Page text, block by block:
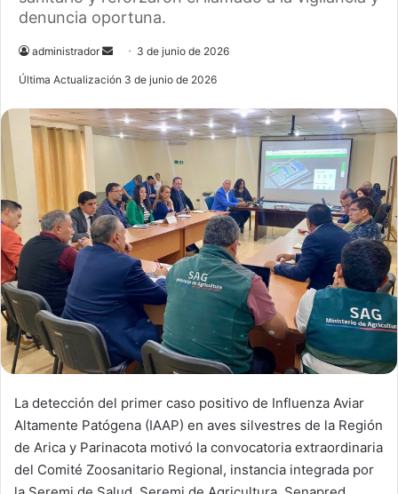
denuncia oportuna.
administrador
e
d
a
e
m
a
i
3 de junio de 2026
Última Actualización 3 de junio de 2026
La detección del primer caso positivo de Influenza Aviar
Altamente Patógena (IAAP) en aves silvestres de la Región
de Arica y Parinacota motivó la convocatoria extraordinaria
del Comité Zoosanitario Regional, instancia integrada por